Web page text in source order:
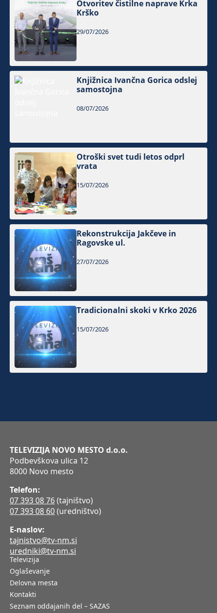
Otvoritev čistilne naprave Krka
Krško
29/07/2026
Knjižnica Ivančna Gorica odslej
samostojna
08/07/2026
Otroški svet tudi letos odprl
vrata
15/07/2026
Rekonstrukcija Jakčeve in
Ragovske ul.
27/07/2026
Tradicionalni skoki v Krko 2026
15/07/2026
TELEVIZIJA NOVO MESTO d.o.o.
Podbevškova ulica 12
8000 Novo mesto
Telefon:
07 393 08 76(tajništvo)
07 393 08 60(uredništvo)
E-naslov:
tajnistvo@tv-nm.si
uredniki@tv-nm.si
Televizija
Oglaševanje
Delovna mesta
Kontakti
Seznam oddajanih del – SAZAS